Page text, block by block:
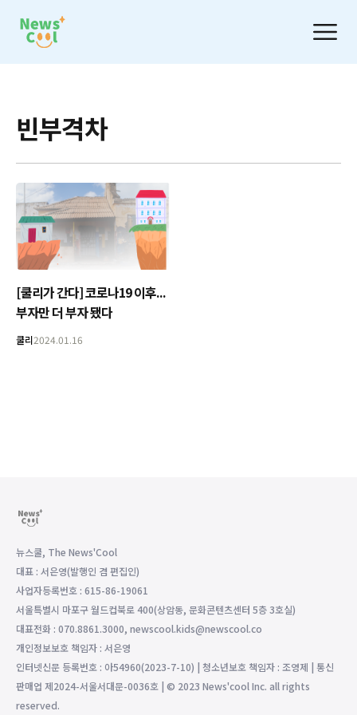
빈부격차
[쿨리가 간다] 코로나19 이후...
부자만 더 부자 됐다
쿨리2024.01.16
뉴스쿨, The News'Cool
대표 : 서은영(발행인 겸 편집인)
사업자등록번호 : 615-86-19061
서울특별시 마포구 월드컵북로 400(상암동, 문화콘텐츠센터 5층 3호실)
대표전화 : 070.8861.3000, newscool.kids@newscool.co
개인정보보호 책임자 : 서은영
인터넷신문 등록번호 : 아54960(2023-7-10) | 청소년보호 책임자 : 조영제 | 통신
판매업 제2024-서울서대문-0036호 | © 2023 News'cool Inc. all rights
reserved.